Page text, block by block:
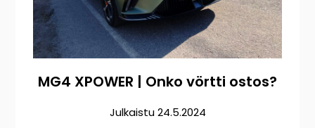
MG4 XPOWER | Onko vörtti ostos?
Julkaistu24.5.2024